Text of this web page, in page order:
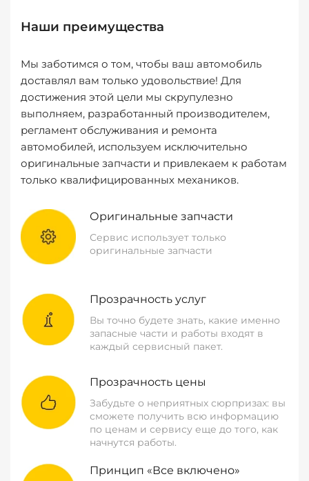
Наши преимущества
Мы заботимся о том, чтобы ваш автомобиль
доставлял вам только удовольствие! Для
достижения этой цели мы скрупулезно
выполняем, разработанный производителем,
регламент обслуживания и ремонта
автомобилей, используем исключительно
оригинальные запчасти и привлекаем к работам
только квалифицированных механиков.
Оригинальные запчасти
Сервис использует только
оригинальные запчасти
Прозрачность услуг
Вы точно будете знать, какие именно
запасные части и работы входят в
каждый сервисный пакет.
Прозрачность цены
Забудьте о неприятных сюрпризах: вы
сможете получить всю информацию
по ценам и сервису еще до того, как
начнутся работы.
Принцип «Все включено»